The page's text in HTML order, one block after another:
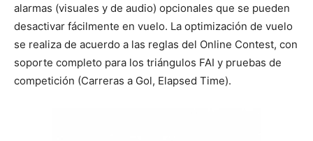
alarmas (visuales y de audio) opcionales que se pueden
desactivar fácilmente en vuelo. La optimización de vuelo
se realiza de acuerdo a las reglas del Online Contest, con
soporte completo para los triángulos FAI y pruebas de
competición (Carreras a Gol, Elapsed Time).